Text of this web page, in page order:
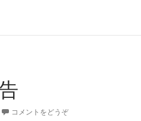
コメントをどうぞ